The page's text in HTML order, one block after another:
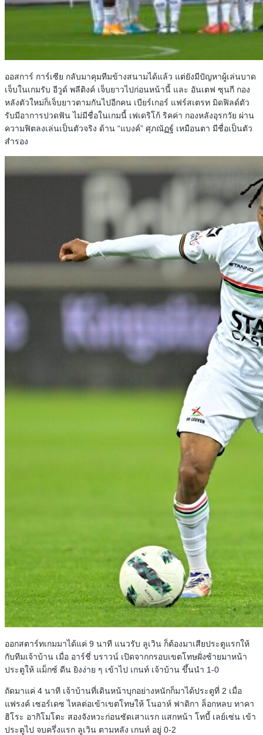
ออสการ์ การ์เซีย กลับมาคุมทีมข้างสนามได้แล้ว แต่ยังมีปัญหาผู้เล่นบาด
เจ็บในเกมรับ อีวูด์ พลีติงค์​ เจ็บยาวไปก่อนหน้านี้ และ อันเตฟ ซุนกี กอง
หลังตัวใหม่ก็เจ็บยาวตามกันไปอีกคน เบียร์เกอร์ แฟร์สเตรท มิดฟิลด์ตัว
รับมีอาการปวดฟัน ไม่มีชื่อในเกมนี้ เฟเดริโก้ ริคค่า กองหลังอุรกวัย ผ่าน
ความฟิตลงเล่นเป็นตัวจริง ด้าน “แบงค์” ศุภณัฏฐ์​ เหมือนตา มีชื่อเป็นตัว
สำรอง
ออกสตาร์ทเกมมาได้แค่ 9 นาที แนวรับ ลูเวิน ก็ต้องมาเสียประตูแรกให้
กับทีมเจ้าบ้าน เมื่อ อาร์ชี่ บราวน์ เปิดจากกรอบเขตโทษฝั่งซ้ายมาหน้า
ประตูให้ แม็กซ์​ ดีน ยิงง่าย ๆ เข้าไป เกนท์ เจ้าบ้าน ขึ้นนำ 1-0
ถัดมาแค่ 4 นาที เจ้าบ้านที่เดินหน้าบุกอย่างหนักก็มาได้ประตูที่ 2 เมื่อ
แฟรงค์ เซอร์เดซ ไหลต่อเข้าเขตโทษให้ โนอาห์ ฟาดิกา ล็อกหลบ ทาคา
ฮิโระ อากิโมโตะ สองจังหวะก่อนซัดเสาแรก แสกหน้า โทบี้ เลย์เซ่น เข้า
ประตูไป จบครึ่งแรก ลูเวิน ตามหลัง เกนท์ อยู่ 0-2